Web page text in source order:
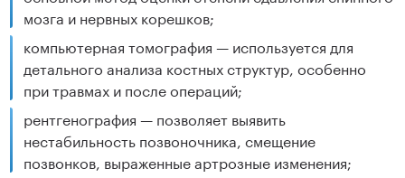
мозга и нервных корешков;
компьютерная томография — используется для
детального анализа костных структур, особенно
при травмах и после операций;
рентгенография — позволяет выявить
нестабильность позвоночника, смещение
позвонков, выраженные артрозные изменения;